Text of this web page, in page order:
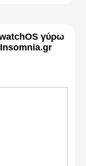
watchOS γύρω